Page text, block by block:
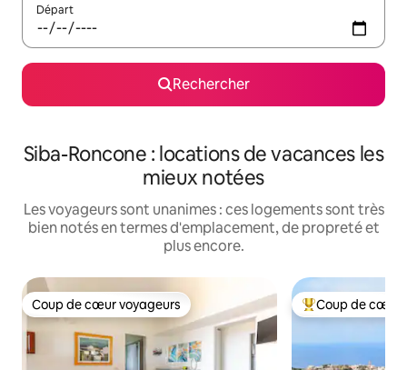
Départ
Rechercher
Siba-Roncone : locations de vacances les
mieux notées
Les voyageurs sont unanimes : ces logements sont très
bien notés en termes d'emplacement, de propreté et
plus encore.
Coup de cœur voyageurs
Coup de cœur voyageurs Coups de cœur
Coup de cœur